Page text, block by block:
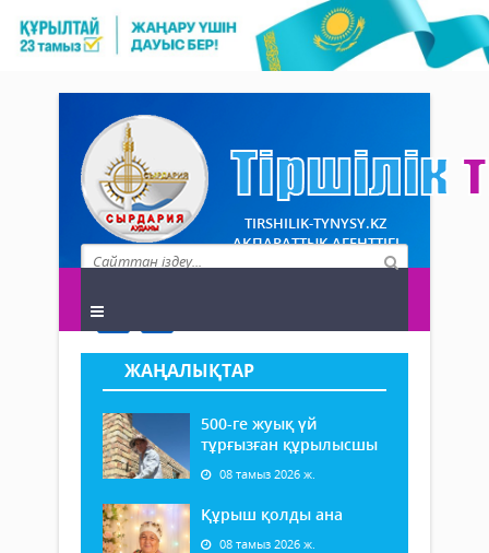
TIRSHILIK-TYNYSY.KZ
АҚПАРАТТЫҚ АГЕНТТІГІ
ЖАҢАЛЫҚТАР
500-ге жуық үй
тұрғызған құрылысшы
08 тамыз 2026 ж.
Құрыш қолды ана
08 тамыз 2026 ж.